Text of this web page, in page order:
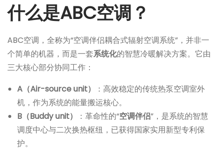
什么是ABC空调？
ABC空调，全称为“空调伴侣耦合式辐射空调系统”，并非一
个简单的机器，而是一套系统化的智慧冷暖解决方案。它由
三大核心部分协同工作：
A（Air-source unit）
：高效稳定的传统热泵空调室外
机，作为系统的能量搬运核心。
B（Buddy unit）
：革命性的“空调伴侣”，是系统的智慧
调度中心与二次换热枢纽，已获得国家实用新型专利保
护。